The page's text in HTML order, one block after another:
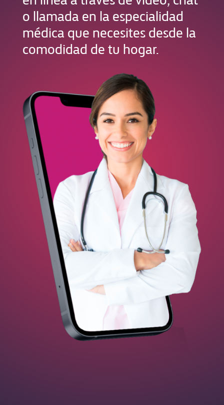
o llamada en la especialidad
médica que necesites desde la
comodidad de tu hogar.